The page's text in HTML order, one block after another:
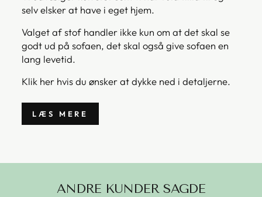
selv elsker at have i eget hjem.
Valget af stof handler ikke kun om at det skal se
godt ud på sofaen, det skal også give sofaen en
lang levetid.
Klik her hvis du ønsker at dykke ned i detaljerne.
LÆS MERE
ANDRE KUNDER SAGDE